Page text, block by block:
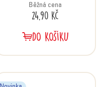
Běžná cena
24,90 Kč
DO KOŠÍKU